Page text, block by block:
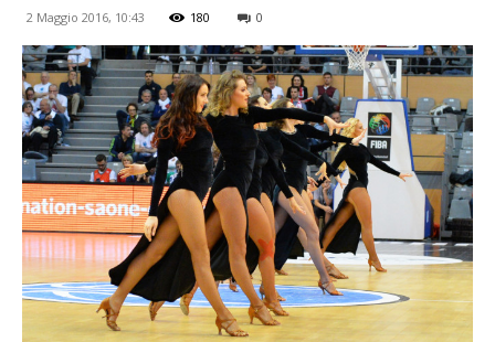
2 Maggio 2016, 10:43 180 0